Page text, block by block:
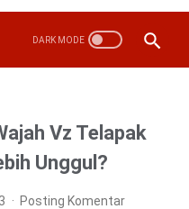
Vz Telapak
Unggul?
Posting Komentar